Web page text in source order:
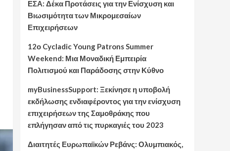
ΕΣΑ: Δέκα Προτάσεις για την Ενίσχυση και
Βιωσιμότητα των Μικρομεσαίων
Επιχειρήσεων
12ο Cycladic Young Patrons Summer
Weekend: Μια Μοναδική Εμπειρία
Πολιτισμού και Παράδοσης στην Κύθνο
myBusinessSupport: Ξεκίνησε η υποβολή
εκδήλωσης ενδιαφέροντος για την ενίσχυση
επιχειρήσεων της Σαμοθράκης που
επλήγησαν από τις πυρκαγιές του 2023
Διαιτητές Ευρωπαϊκών Ρεβάνς: Ολυμπιακός,